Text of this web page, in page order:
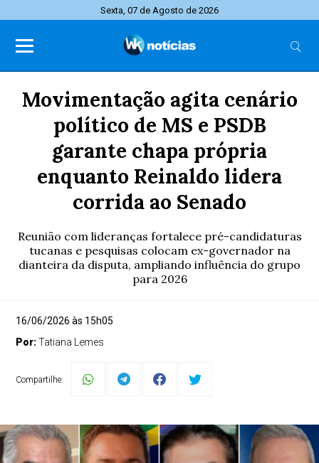
Sexta, 07 de Agosto de 2026
Movimentação agita cenário
político de MS e PSDB
garante chapa própria
enquanto Reinaldo lidera
corrida ao Senado
Reunião com lideranças fortalece pré-candidaturas
tucanas e pesquisas colocam ex-governador na
dianteira da disputa, ampliando influência do grupo
para 2026
16/06/2026 às 15h05
Por:Tatiana Lemes
Compartilhe: